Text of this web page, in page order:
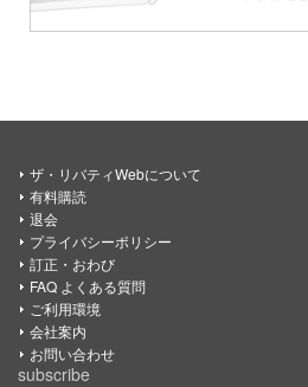
ザ・リバティWebについて
有料購読
退会
プライバシーポリシー
訂正・おわび
FAQ よくある質問
ご利用環境
会社案内
お問い合わせ
subscribe